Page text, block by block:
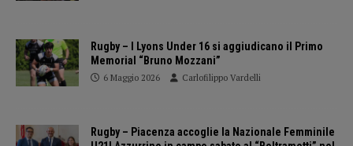
Rugby – I Lyons Under 16 si aggiudicano il Primo
Memorial “Bruno Mozzani”
6 Maggio 2026 Carlofilippo Vardelli
Rugby – Piacenza accoglie la Nazionale Femminile